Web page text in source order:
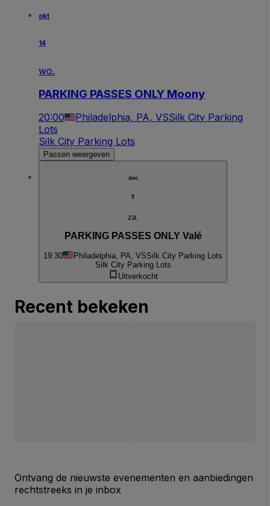
okt
14
wo.
PARKING PASSES ONLY Moony
20:00 Philadelphia, PA, VSSilk City Parking
Lots
Silk City Parking Lots
Passen weergeven
dec
5
za.
PARKING PASSES ONLY Valé
19:30 Philadelphia, PA, VSSilk City Parking Lots
Silk City Parking Lots
Uitverkocht
Recent bekeken
Ontvang de nieuwste evenementen en aanbiedingen
rechtstreeks in je inbox